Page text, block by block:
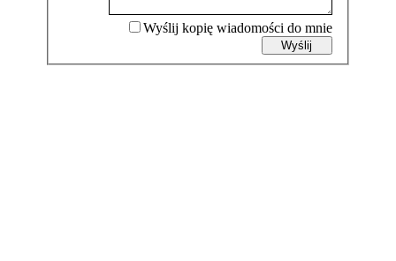
Wyślij kopię wiadomości do mnie